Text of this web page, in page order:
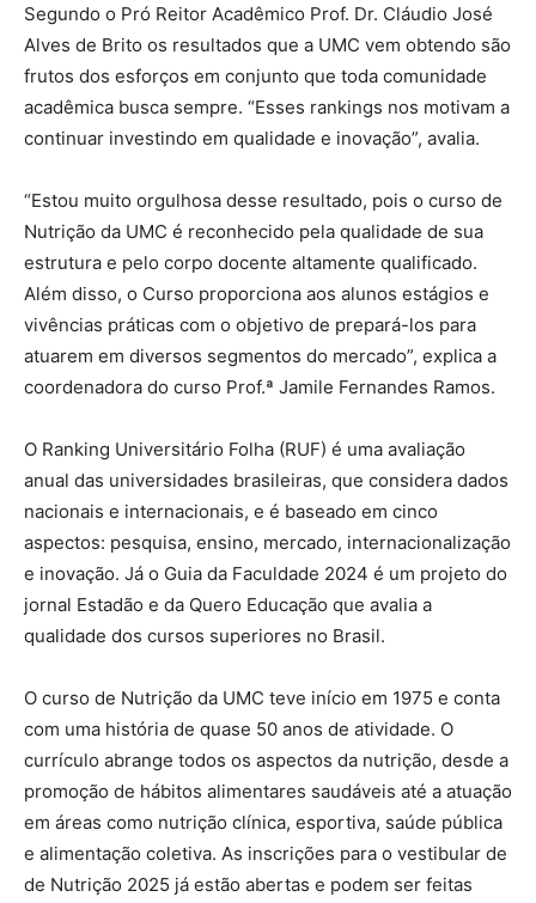
Segundo o Pró Reitor Acadêmico Prof. Dr. Cláudio José
Alves de Brito os resultados que a UMC vem obtendo são
frutos dos esforços em conjunto que toda comunidade
acadêmica busca sempre. “Esses rankings nos motivam a
continuar investindo em qualidade e inovação”, avalia.
“Estou muito orgulhosa desse resultado, pois o curso de
Nutrição da UMC é reconhecido pela qualidade de sua
estrutura e pelo corpo docente altamente qualificado.
Além disso, o Curso proporciona aos alunos estágios e
vivências práticas com o objetivo de prepará-los para
atuarem em diversos segmentos do mercado”, explica a
coordenadora do curso Prof.ª Jamile Fernandes Ramos.
O Ranking Universitário Folha (RUF) é uma avaliação
anual das universidades brasileiras, que considera dados
nacionais e internacionais, e é baseado em cinco
aspectos: pesquisa, ensino, mercado, internacionalização
e inovação. Já o Guia da Faculdade 2024 é um projeto do
jornal Estadão e da Quero Educação que avalia a
qualidade dos cursos superiores no Brasil.
O curso de Nutrição da UMC teve início em 1975 e conta
com uma história de quase 50 anos de atividade. O
currículo abrange todos os aspectos da nutrição, desde a
promoção de hábitos alimentares saudáveis até a atuação
em áreas como nutrição clínica, esportiva, saúde pública
e alimentação coletiva. As inscrições para o vestibular de
de Nutrição 2025 já estão abertas e podem ser feitas